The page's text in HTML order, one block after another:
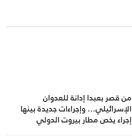
من قصر بعبدا إدانة للعدوان
الإسرائيلي… وإجراءات جديدة بينها
إجراء يخص مطار بيروت الدولي